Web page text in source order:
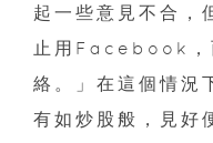
起一些意見不合，
止用Facebook，
絡。」在這個情況
有如炒股般，見好